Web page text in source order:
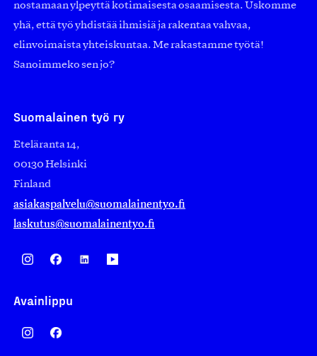
nostamaan ylpeyttä kotimaisesta osaamisesta. Uskomme
yhä, että työ yhdistää ihmisiä ja rakentaa vahvaa,
elinvoimaista yhteiskuntaa. Me rakastamme työtä!
Sanoimmeko sen jo?
Suomalainen työ ry
Eteläranta 14,
00130 Helsinki
Finland
asiakaspalvelu@suomalainentyo.fi
laskutus@suomalainentyo.fi
Avainlippu